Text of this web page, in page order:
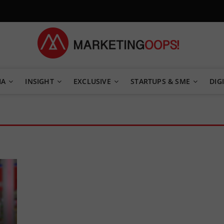
INSIGHT EXCLUSIVE STARTUPS & SME